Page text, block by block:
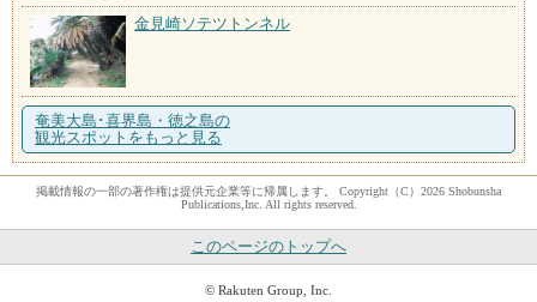
金見崎ソテツトンネル
奄美大島･喜界島・徳之島の
観光スポットをもっと見る
掲載情報の一部の著作権は提供元企業等に帰属します。 Copyright（C）2026 Shobunsha
Publications,Inc. All rights reserved.
このページのトップへ
© Rakuten Group, Inc.